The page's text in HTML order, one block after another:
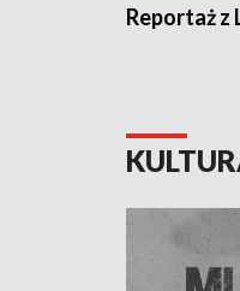
Reportaż z